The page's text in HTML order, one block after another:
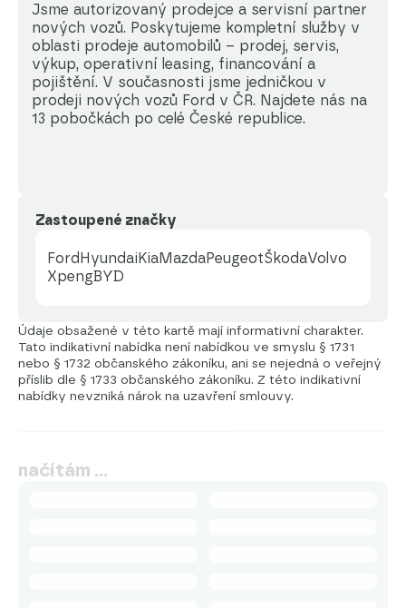
Jsme autorizovaný prodejce a servisní partner
nových vozů. Poskytujeme kompletní služby v
oblasti prodeje automobilů – prodej, servis,
výkup, operativní leasing, financování a
pojištění. V současnosti jsme jedničkou v
prodeji nových vozů Ford v ČR. Najdete nás na
13 pobočkách po celé České republice.
Zastoupené značky
FordHyundaiKiaMazdaPeugeotŠkodaVolvo
XpengBYD
Údaje obsažené v této kartě mají informativní charakter.
Tato indikativní nabídka není nabídkou ve smyslu § 1731
nebo § 1732 občanského zákoníku, ani se nejedná o veřejný
příslib dle § 1733 občanského zákoníku. Z této indikativní
nabídky nevzniká nárok na uzavření smlouvy.
načítám …